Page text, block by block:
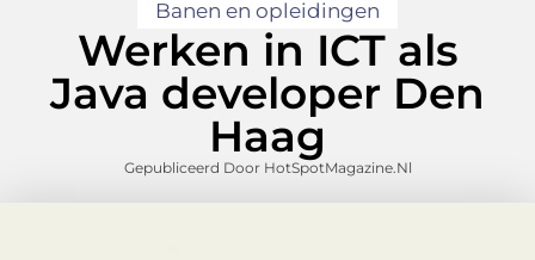
Banen en opleidingen
Werken in ICT als
Java developer Den
Haag
Gepubliceerd Door HotSpotMagazine.nl